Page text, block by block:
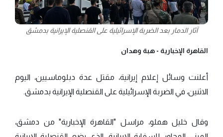
آثار الدمار بعد الضربة الإسرائيلية على القنصلية الإيرانية بدمشق
القاهرة الإخبارية - هبة وهدان
أعلنت وسائل إعلام إيرانية، مقتل عدة دبلوماسيين، اليوم
الاثنين، في الضربة الإسرائيلية على القنصلية الإيرانية بدمشق.
وقال خليل هملو، مراسل "القاهرة الإخبارية" من دمشق،